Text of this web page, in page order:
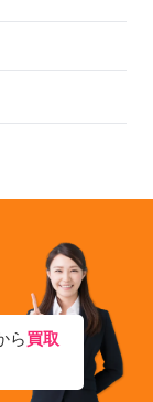
ら買取